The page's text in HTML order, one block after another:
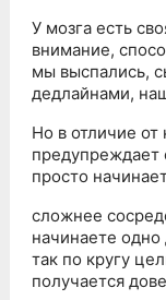
У мозга есть
внимание,
мы выспались,
дедлайнами,
Но в отличие
предупреждает
просто
сложнее
начинаете
так по кругу
получается